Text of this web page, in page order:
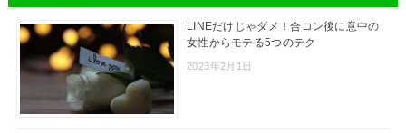
LINEだけじゃダメ！合コン後に意中の
女性からモテる5つのテク
2023年2月1日